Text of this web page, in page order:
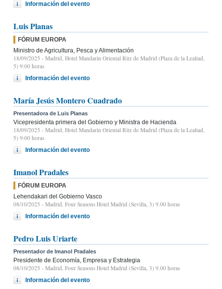
Información del evento
Luis Planas
FÓRUM EUROPA
Ministro de Agricultura, Pesca y Alimentación
18/09/2025 - Madrid, Hotel Mandarin Oriental Ritz de Madrid (Plaza de la Lealtad,
5) 9:00 horas
Información del evento
María Jesús Montero Cuadrado
Presentadora de Luis Planas
Vicepresidenta primera del Gobierno y Ministra de Hacienda
18/09/2025 - Madrid, Hotel Mandarin Oriental Ritz de Madrid (Plaza de la Lealtad,
5) 9:00 horas
Información del evento
Imanol Pradales
FÓRUM EUROPA
Lehendakari del Gobierno Vasco
08/10/2025 - Madrid, Four Seasons Hotel Madrid (Sevilla, 3) 9.00 horas
Información del evento
Pedro Luis Uriarte
Presentador de Imanol Pradales
Presidente de Economía, Empresa y Estrategia
08/10/2025 - Madrid, Four Seasons Hotel Madrid (Sevilla, 3) 9.00 horas
Información del evento